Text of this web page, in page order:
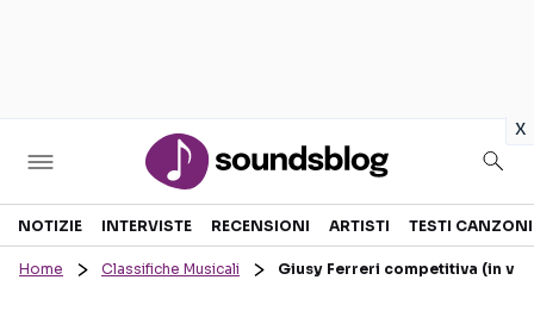
x
Sezioni
NOTIZIE INTERVISTE RECENSIONI ARTISTI TESTI CANZONI
Home Classifiche Musicali Giusy Ferreri competitiva (in